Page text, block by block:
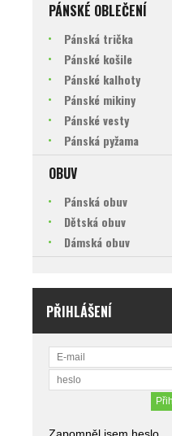
PÁNSKÉ OBLEČENÍ
Pánská trička
Pánské košile
Pánské kalhoty
Pánské mikiny
Pánské vesty
Pánská pyžama
OBUV
Pánská obuv
Dětská obuv
Dámská obuv
PŘIHLÁŠENÍ